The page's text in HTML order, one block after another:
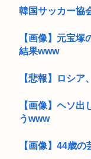
韓国サッカー協
【画像】元宝
結果www
【悲報】ロシア
【画像】ヘソ
うwww
【画像】44歳